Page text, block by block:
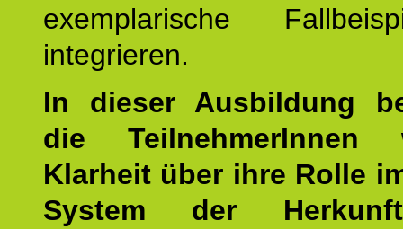
exemplarische
integrieren.
In dieser Ausbildung
die TeilnehmerInnen
Klarheit über ihre Rolle
System der